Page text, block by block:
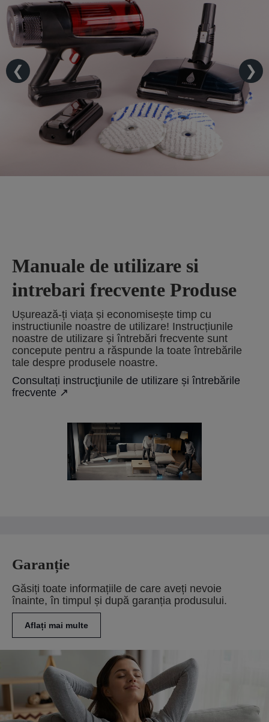
❮ ❯
Manuale de utilizare si
intrebari frecvente Produse
Ușurează-ți viața și economisește timp cu
instructiunile noastre de utilizare! Instrucțiunile
noastre de utilizare și întrebări frecvente sunt
concepute pentru a răspunde la toate întrebările
tale despre produsele noastre.
Consultați instrucţiunile de utilizare și întrebările
frecvente ↗
Garanție
Găsiți toate informațiile de care aveți nevoie
înainte, în timpul și după garanția produsului.
Aflați mai multe